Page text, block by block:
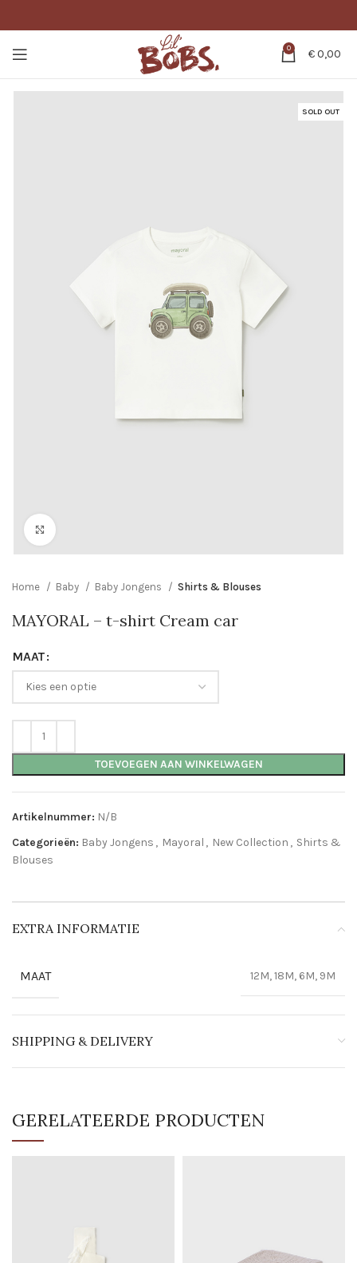
0 €0,00
SOLD OUT
Home Baby Baby Jongens Shirts & Blouses
MAYORAL – t-shirt Cream car
MAAT
TOEVOEGEN AAN WINKELWAGEN
Artikelnummer: N/B
Categorieën: Baby Jongens , Mayoral , New Collection , Shirts &
Blouses
EXTRA INFORMATIE
MAAT 12M, 18M, 6M, 9M
SHIPPING & DELIVERY
GERELATEERDE PRODUCTEN